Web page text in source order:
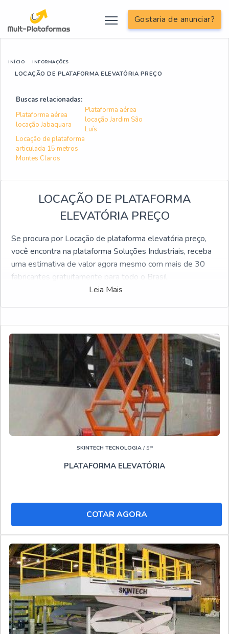
Gostaria de anunciar?
INÍCIO INFORMAÇÕES
LOCAÇÃO DE PLATAFORMA ELEVATÓRIA PREÇO
Buscas relacionadas:
Plataforma aérea
locação Jabaquara
Plataforma aérea
locação Jardim São
Luís
Locação de plataforma
articulada 15 metros
Montes Claros
LOCAÇÃO DE PLATAFORMA
ELEVATÓRIA PREÇO
Se procura por Locação de plataforma elevatória preço,
você encontra na plataforma Soluções Industriais, receba
uma estimativa de valor agora mesmo com mais de 30
fabricantes gratuitamente para todo o Brasil
Leia Mais
SKINTECH TECNOLOGIA/ SP
PLATAFORMA ELEVATÓRIA
COTAR AGORA